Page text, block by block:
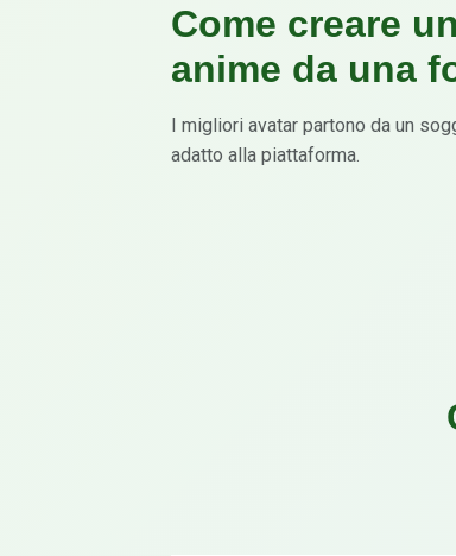
Come creare
anime da una
I migliori avatar partono da un
adatto alla piattaforma.